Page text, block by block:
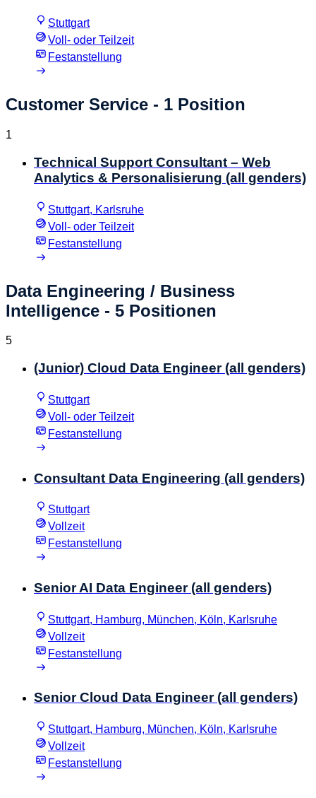
Stuttgart
Voll- oder Teilzeit
Festanstellung
Customer Service - 1 Position
1
Technical Support Consultant – Web
Analytics & Personalisierung (all genders)
Stuttgart, Karlsruhe
Voll- oder Teilzeit
Festanstellung
Data Engineering / Business
Intelligence - 5 Positionen
5
(Junior) Cloud Data Engineer (all genders)
Stuttgart
Voll- oder Teilzeit
Festanstellung
Consultant Data Engineering (all genders)
Stuttgart
Vollzeit
Festanstellung
Senior AI Data Engineer (all genders)
Stuttgart, Hamburg, München, Köln, Karlsruhe
Vollzeit
Festanstellung
Senior Cloud Data Engineer (all genders)
Stuttgart, Hamburg, München, Köln, Karlsruhe
Vollzeit
Festanstellung